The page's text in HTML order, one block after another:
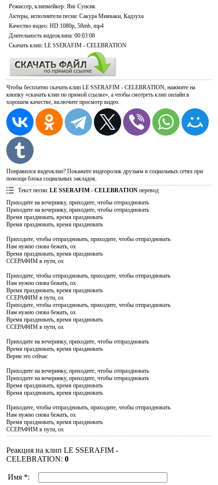
Режиссер, клипмейкер: Янг Сунсик
Актеры, исполнители песни: Сакура Мияваки, Кадзуха
Качество видео: HD 1080p, 58mb, mp4
Длительность видеоклипа: 00:03:08
Скачать клип: LE SSERAFIM - CELEBRATION
Чтобы бесплатно скачать клип LE SSERAFIM - CELEBRATION, нажмите на
кнопку «скачать клип по прямой ссылке», а чтобы смотреть клип онлайн в
хорошем качестве, включите просмотр видео.
Понравился видеоклип? Покажите видеоролик друзьям в социальных сетях при
помощи блока социальных закладок.
Текст песни: LE SSERAFIM - CELEBRATION перевод
Приходите на вечеринку, приходите, чтобы отпраздновать
Приходите на вечеринку, приходите, чтобы отпраздновать
Время праздновать, время праздновать
Время праздновать, время праздновать
Приходите, чтобы отпраздновать, приходите, чтобы отпраздновать
Нам нужно снова бежать, ох
Время праздновать, время праздновать
ССЕРАФИМ в пути, ох
Приходите, чтобы отпраздновать, приходите, чтобы отпраздновать
Нам нужно снова бежать, ох
Время праздновать, время праздновать
ССЕРАФИМ в пути, ох
Приходите, чтобы отпраздновать, приходите, чтобы отпраздновать
Нам нужно снова бежать, ох
Время праздновать, время праздновать
ССЕРАФИМ в пути, ох
Приходите на вечеринку, приходите, чтобы отпраздновать
Время праздновать, время праздновать
Верни это сейчас
Приходите на вечеринку, приходите, чтобы отпраздновать
Приходите на вечеринку, приходите, чтобы отпраздновать
Время праздновать, время праздновать
Время праздновать, время праздновать
Приходите, чтобы отпраздновать, приходите, чтобы отпраздновать
Нам нужно снова бежать, ох
Время праздновать, время праздновать
ССЕРАФИМ в пути, ох
Реакция на клип LE SSERAFIM -
CELEBRATION: 0
Имя *: